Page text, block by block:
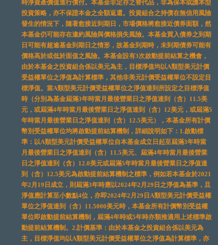
時淨資產價值進行償付。本基金非定存之替代品，非為保本或護本型
投資策略，亦不保證本金之全額返還。投資組合之持債在無信用風險
發生的情況下，隨著愈接近到期日，市場價格將愈接近債券面額，然
本基金仍可能存在違約風險與價格損失風險。本基金買入債券之到期
日可能有超逾基金到期日之情形，故基金到期時，未到期債券可能有
價格高於或低於面值之風險。本基金設有3次啟動提前結算之機會，
由於本基金之投資組合係以美元為主，目標淨值均以A類型美元計價
受益權單位之淨值為計算標準，其他非美元計價受益權單位不設定目
標淨值。當A類型美元計價受益權單位之淨值達到所設定之目標淨值
時（分別為基金屆滿3年時當月最後營業日之淨值達到（含）11.5美
元，或屆滿4年時當月最後營業日之淨值達到（含）12美元，或屆滿5
年時當月最後營業日之淨值達到（含）12.5美元），本基金所有計價
幣別受益權單位均將啟動提前結算機制，詳細說明如下：1.啟動標
準：以A類型美元計價受益權單位自本基金成立日起至屆滿3年時當
月最後營業日之淨值達到（含）11.5美元、屆滿4年時當月最後營業
日之淨值達到（含）12.0美元或屆滿5年時當月最後營業日之淨值達
到（含）12.5美元為啟動提前結算機制之標準，例如若本基金於2021
年2月19日成立，則屆滿3年時應以2024年2月29日之淨值為基準，且
淨值應計算至小數點4位，亦即2024年2月29日A類型美元計價受益權
單位之淨值達到（含）11.5000美元時，本基金所有計價幣別受益權
單位即啟動提前結算機制，屆滿4年時或5年時亦類推適用上述標準啟
動提前結算機制。2.計價基準：由於本基金之投資組合係以美元為
主，目標淨值均以A類型美元計價受益權單位之淨值為計算標準，亦